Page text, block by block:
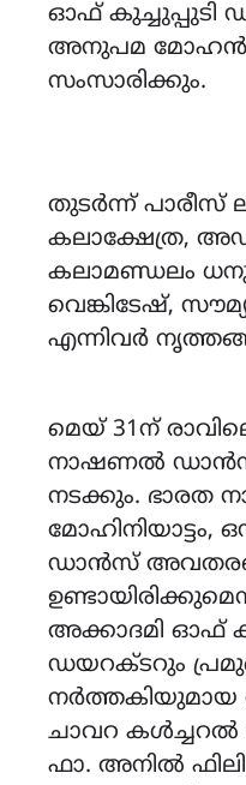
ഓഫ് കുച്ചുപ്പുടി
അനുപമ മോഹൻ
സംസാരിക്കും.
തുടർന്ന് പാരീസ്
കലാക്ഷേത്ര,
കലാമണ്ഡലം
വെങ്കിടേഷ്,
എന്നിവർ
മെയ് 31ന്
നാഷണൽ
നടക്കും. ഭാരത
മോഹിനിയാട്ടം,
ഡാൻസ്
അക്കാദമി ഓഫ്
ഡയറക്ടറും പ്രമുഖ
ചാവറ
ഫാ. അനിൽ